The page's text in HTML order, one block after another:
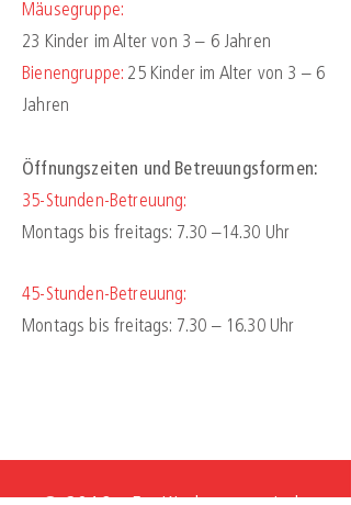
Mäusegruppe:
23 Kinder im Alter von 3 – 6 Jahren
Bienengruppe: 25Kinder im Alter von 3 – 6
Jahren
Öffnungszeiten und Betreuungsformen:
35-Stunden-Betreuung:
Montags bis freitags: 7.30 –14.30 Uhr
45-Stunden-Betreuung:
Montags bis freitags: 7.30 – 16.30 Uhr